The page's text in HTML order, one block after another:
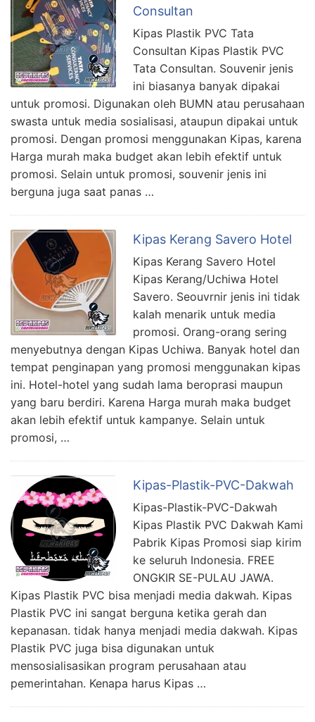
Consultan
Kipas Plastik PVC Tata
Consultan Kipas Plastik PVC
Tata Consultan. Souvenir jenis
ini biasanya banyak dipakai
untuk promosi. Digunakan oleh BUMN atau perusahaan
swasta untuk media sosialisasi, ataupun dipakai untuk
promosi. Dengan promosi menggunakan Kipas, karena
Harga murah maka budget akan lebih efektif untuk
promosi. Selain untuk promosi, souvenir jenis ini
berguna juga saat panas …
Kipas Kerang Savero Hotel
Kipas Kerang Savero Hotel
Kipas Kerang/Uchiwa Hotel
Savero. Seouvrnir jenis ini tidak
kalah menarik untuk media
promosi. Orang-orang sering
menyebutnya dengan Kipas Uchiwa. Banyak hotel dan
tempat penginapan yang promosi menggunakan kipas
ini. Hotel-hotel yang sudah lama beroprasi maupun
yang baru berdiri. Karena Harga murah maka budget
akan lebih efektif untuk kampanye. Selain untuk
promosi, …
Kipas-Plastik-PVC-Dakwah
Kipas-Plastik-PVC-Dakwah
Kipas Plastik PVC Dakwah Kami
Pabrik Kipas Promosi siap kirim
ke seluruh Indonesia. FREE
ONGKIR SE-PULAU JAWA.
Kipas Plastik PVC bisa menjadi media dakwah. Kipas
Plastik PVC ini sangat berguna ketika gerah dan
kepanasan. tidak hanya menjadi media dakwah. Kipas
Plastik PVC juga bisa digunakan untuk
mensosialisasikan program perusahaan atau
pemerintahan. Kenapa harus Kipas …